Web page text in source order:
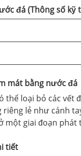
đá (Thông số kỹ
mát bằng nước đá
thể loại bỏ các
lẻ như cánh
một giai đoạn
tiết